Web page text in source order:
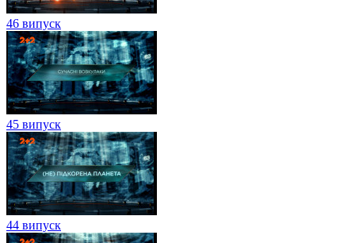
46 випуск
45 випуск
44 випуск